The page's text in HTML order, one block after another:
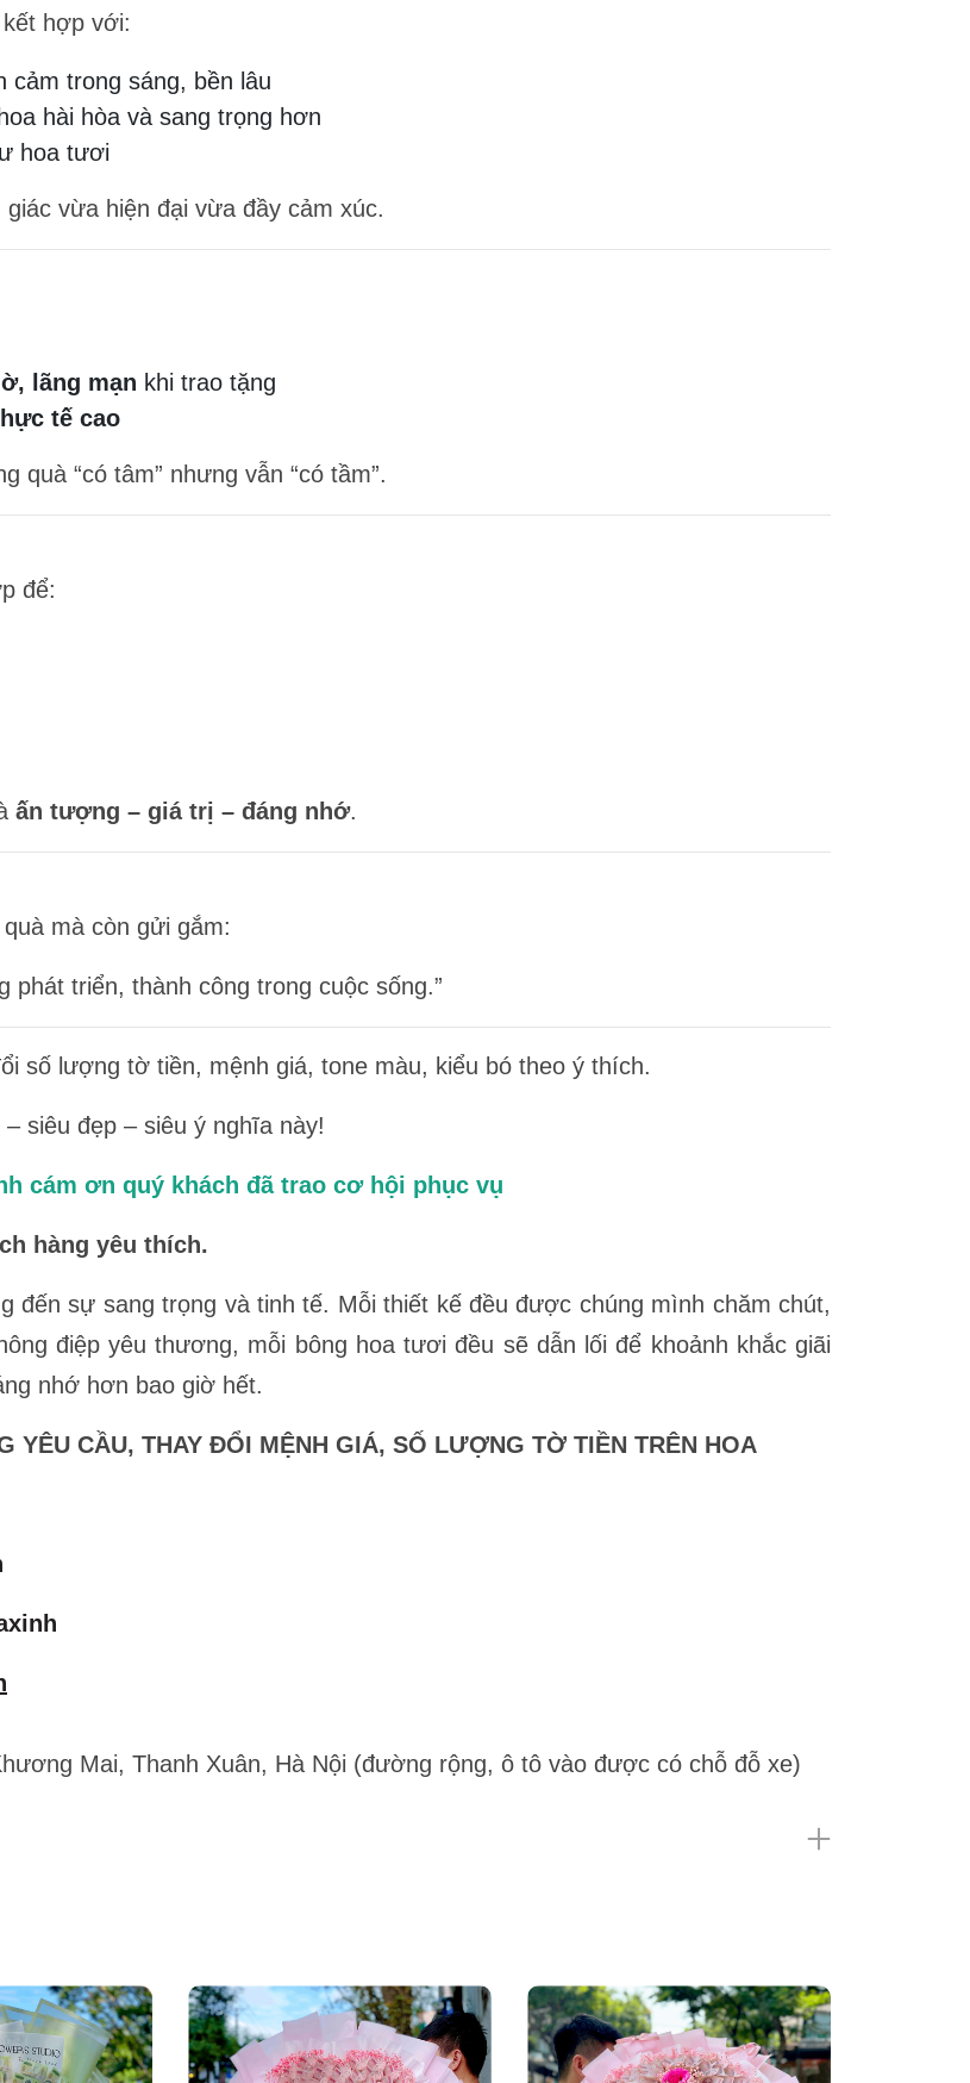
hợp với:
trong sáng, bền lâu
hài hòa và sang trọng hơn
hoa tươi
vừa hiện đại vừa đầy cảm xúc.
lãng mạn khi trao tặng
tế cao
quà “có tâm” nhưng vẫn “có tầm”.
để:
ấn tượng – giá trị – đáng nhớ.
mà còn gửi gắm:
phát triển, thành công trong cuộc sống.”
số lượng tờ tiền, mệnh giá, tone màu, kiểu bó theo ý thích.
siêu đẹp – siêu ý nghĩa này!
cám ơn quý khách đã trao cơ hội phục vụ
hàng yêu thích.
đến sự sang trọng và tinh tế. Mỗi thiết kế đều được chúng mình chăm chút,
điệp yêu thương, mỗi bông hoa tươi đều sẽ dẫn lối để khoảnh khắc giãi
nhớ hơn bao giờ hết.
YÊU CẦU, THAY ĐỔI MỆNH GIÁ, SỐ LƯỢNG TỜ TIỀN TRÊN HOA
Mai, Thanh Xuân, Hà Nội (đường rộng, ô tô vào được có chỗ đỗ xe)